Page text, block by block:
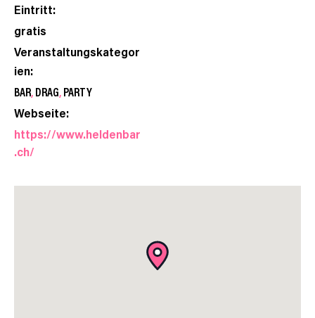
Eintritt:
gratis
Veranstaltungskategor
ien:
BAR,DRAG,PARTY
Webseite:
https://www.heldenbar
.ch/